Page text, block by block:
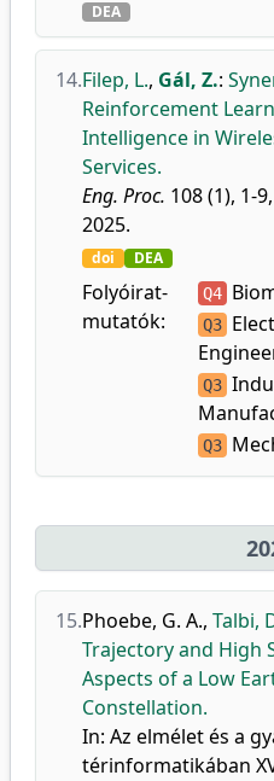
DEA
14.Filep, L., Gál, Z.:
Reinforcement
Intelligence in
Services.
Eng. Proc. 108 (1), 1-
2025.
doi DEA
Folyóirat-
mutatók:
Q4
Q3
Q3
Q3
15.Phoebe, G. A., Talbi,
Trajectory and High
Aspects of a Low
Constellation.
In: Az elmélet és a
térinformatikában